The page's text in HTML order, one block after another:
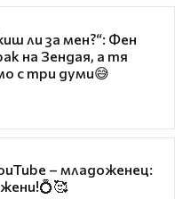
ли за мен?“: Фен
на Зендая, а тя
с три думи😅
– младоженец: